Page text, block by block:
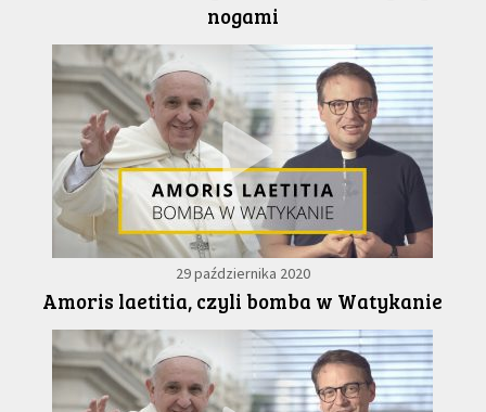
nogami
29 października 2020
Amoris laetitia, czyli bomba w Watykanie